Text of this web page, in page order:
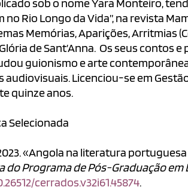
sob o nome Yara Monteiro,
Rio Longo da Vida”, na revista
Memórias, Aparições, Arritmias
de Sant’Anna. Os seus contos
guionismo e arte
audiovisuais. Licenciou-se em
quinze anos.
Selecionada
«Angola na literatura
do Programa de Pós-Graduação
cerrados.v32i61.45874.